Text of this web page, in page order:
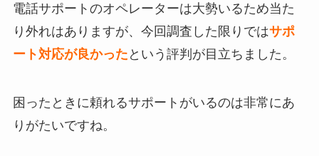
電話サポートのオペレーターは大勢いるため当た
り外れはありますが、今回調査した限りではサポ
ート対応が良かった という評判が目立ちました。
困ったときに頼れるサポートがいるのは非常にあ
りがたいですね。